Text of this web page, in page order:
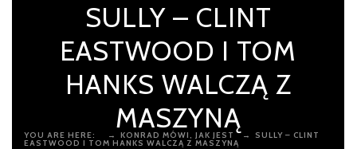
YOU ARE HERE: → KONRAD MÓWI, JAK JEST → SULLY – CLINT
EASTWOOD I TOM HANKS WALCZĄ Z MASZYNĄ
SULLY – CLINT
EASTWOOD I TOM
HANKS WALCZĄ Z
MASZYNĄ